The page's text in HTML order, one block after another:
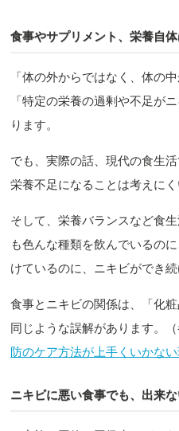
食事やサプリメント、栄養自
「体の外からではなく、体の
「特定の栄養の過剰や不足が
ります。
でも、実際の話、現代の食生
栄養不足になることは考えにく
そして、栄養バランスなど食
も色んな種類を飲んでいるの
けているのに、ニキビができ
食事とニキビの関係は、「化
同じような誤解があります。
防のケア方法が上手くいかな
ニキビに悪い食事でも、出来